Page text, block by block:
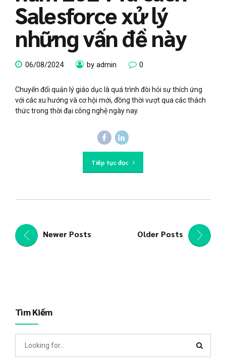
Salesforce xử lý
những vấn đề này
06/08/2024 by admin 0
Chuyển đổi quản lý giáo dục là quá trình đòi hỏi sự thích ứng
với các xu hướng và cơ hội mới, đồng thời vượt qua các thách
thức trong thời đại công nghệ ngày nay.
Tiếp tục đọc
Newer Posts Older Posts
Tìm Kiếm